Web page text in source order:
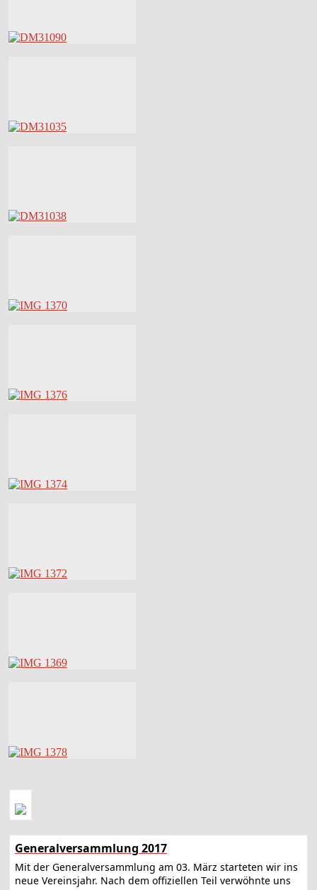
Generalversammlung 2017
Mit der Generalversammlung am 03. März starteten wir ins
neue Vereinsjahr. Nach dem offiziellen Teil verwöhnte uns